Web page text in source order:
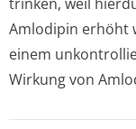
Amlodipin erhöht
einem
Wirkung von